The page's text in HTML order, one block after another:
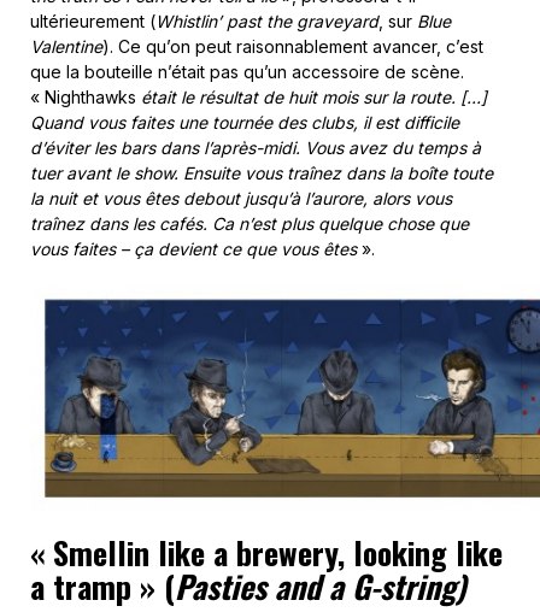
ultérieurement (Whistlin’ past the graveyard, sur Blue
Valentine). Ce qu’on peut raisonnablement avancer, c’est
que la bouteille n’était pas qu’un accessoire de scène.
« Nighthawks était le résultat de huit mois sur la route. […]
Quand vous faites une tournée des clubs, il est difficile
d’éviter les bars dans l’après-midi. Vous avez du temps à
tuer avant le show. Ensuite vous traînez dans la boîte toute
la nuit et vous êtes debout jusqu’à l’aurore, alors vous
traînez dans les cafés. Ca n’est plus quelque chose que
vous faites – ça devient ce que vous êtes».
« Smellin like a brewery, looking like
a tramp » (Pasties and a G-string)